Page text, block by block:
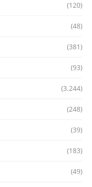
(120)
(48)
(381)
(93)
(3.244)
(248)
(39)
(183)
(49)